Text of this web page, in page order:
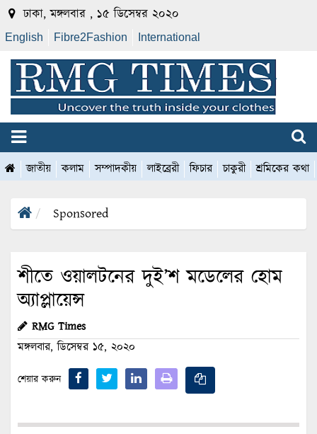
ঢাকা, মঙ্গলবার , ১৫ ডিসেম্বর ২০২০
English Fibre2Fashion International
জাতীয় কলাম সম্পাদকীয় লাইব্রেরী ফিচার চাকুরী শ্রমিকের কথা
Sponsored
শীতে ওয়ালটনের দুই’শ মডেলের হোম
অ্যাপ্লায়েন্স
RMG Times
মঙ্গলবার, ডিসেম্বর ১৫, ২০২০
শেয়ার করুন